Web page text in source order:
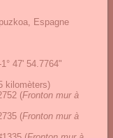
Espagne
47' 54.7764"
kilomèters)
(Fronton mur à
(Fronton mur à